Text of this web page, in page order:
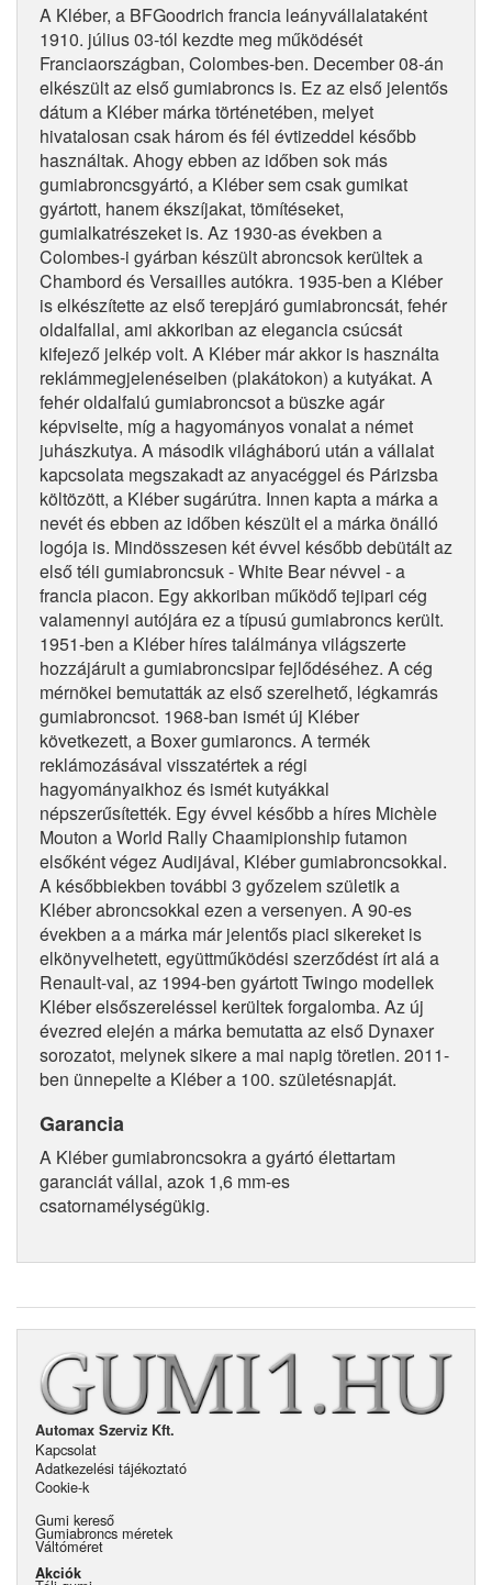
A Kléber, a BFGoodrich francia leányvállalataként
1910. július 03-tól kezdte meg működését
Franciaországban, Colombes-ben. December 08-án
elkészült az első gumiabroncs is. Ez az első jelentős
dátum a Kléber márka történetében, melyet
hivatalosan csak három és fél évtizeddel később
használtak. Ahogy ebben az időben sok más
gumiabroncsgyártó, a Kléber sem csak gumikat
gyártott, hanem ékszíjakat, tömítéseket,
gumialkatrészeket is. Az 1930-as években a
Colombes-i gyárban készült abroncsok kerültek a
Chambord és Versailles autókra. 1935-ben a Kléber
is elkészítette az első terepjáró gumiabroncsát, fehér
oldalfallal, ami akkoriban az elegancia csúcsát
kifejező jelkép volt. A Kléber már akkor is használta
reklámmegjelenéseiben (plakátokon) a kutyákat. A
fehér oldalfalú gumiabroncsot a büszke agár
képviselte, míg a hagyományos vonalat a német
juhászkutya. A második világháború után a vállalat
kapcsolata megszakadt az anyacéggel és Párizsba
költözött, a Kléber sugárútra. Innen kapta a márka a
nevét és ebben az időben készült el a márka önálló
logója is. Mindösszesen két évvel később debütált az
első téli gumiabroncsuk - White Bear névvel - a
francia piacon. Egy akkoriban működő tejipari cég
valamennyi autójára ez a típusú gumiabroncs került.
1951-ben a Kléber híres találmánya világszerte
hozzájárult a gumiabroncsipar fejlődéséhez. A cég
mérnökei bemutatták az első szerelhető, légkamrás
gumiabroncsot. 1968-ban ismét új Kléber
következett, a Boxer gumiaroncs. A termék
reklámozásával visszatértek a régi
hagyományaikhoz és ismét kutyákkal
népszerűsítették. Egy évvel később a híres Michèle
Mouton a World Rally Chaamipionship futamon
elsőként végez Audijával, Kléber gumiabroncsokkal.
A későbbiekben további 3 győzelem születik a
Kléber abroncsokkal ezen a versenyen. A 90-es
években a a márka már jelentős piaci sikereket is
elkönyvelhetett, együttműködési szerződést írt alá a
Renault-val, az 1994-ben gyártott Twingo modellek
Kléber elsőszereléssel kerültek forgalomba. Az új
évezred elején a márka bemutatta az első Dynaxer
sorozatot, melynek sikere a mai napig töretlen. 2011-
ben ünnepelte a Kléber a 100. születésnapját.
Garancia
A Kléber gumiabroncsokra a gyártó élettartam
garanciát vállal, azok 1,6 mm-es
csatornamélységükig.
Automax Szerviz Kft.
Kapcsolat
Adatkezelési tájékoztató
Cookie-k
Gumi kereső
Gumiabroncs méretek
Váltóméret
Akciók